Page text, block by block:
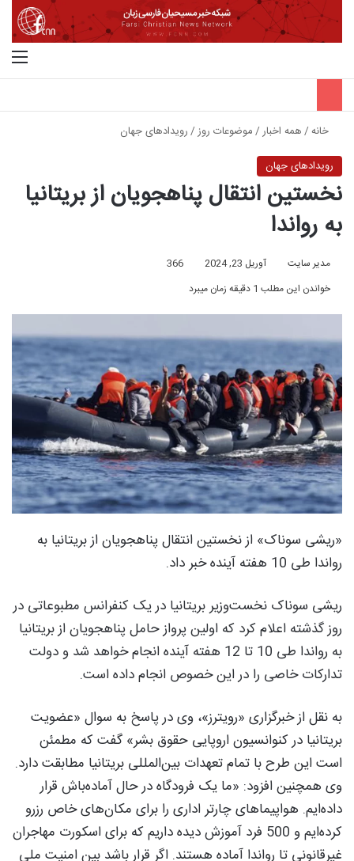
خانه/همه اخبار/موضوعات روز/رویدادهای جهان
رویدادهای جهان
نخستین انتقال پناهجویان از بریتانیا
به رواندا
مدیر سایت آوریل 23, 2024
366
خواندن این مطلب 1 دقیقه زمان میبرد
«ریشی سوناک» از نخستین انتقال پناهجویان از بریتانیا به
رواندا طی 10 هفته آینده خبر داد.
ریشی سوناک نخست‌‌وزیر بریتانیا در یک کنفرانس مطبوعاتی در
روز گذشته اعلام کرد که اولین پرواز حامل پناهجویان از بریتانیا
به رواندا طی 10 تا 12 هفته آینده انجام خواهد شد و دولت
تدارکات خاصی را در این خصوص انجام داده است.
به نقل از خبرگزاری «رویترز»، وی در پاسخ به سوال «عضویت
بریتانیا در کنوانسیون اروپایی حقوق بشر» گفت که مطمئن
است این طرح با تمام تعهدات بین‌المللی بریتانیا مطابقت دارد.
وی همچنین افزود: «ما یک فرودگاه در حال آماده‌باش قرار
داده‌ایم. هواپیماهای چارتر اداری را برای مکان‌های خاص رزرو
کرده‌ایم و 500 فرد آموزش دیده داریم که برای اسکورت مهاجران
غیرقانونی تا رواندا آماده هستند. اگر قرار باشد بین امنیت ملی